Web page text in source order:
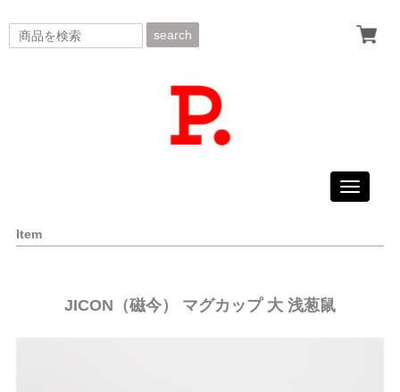
search
Toggle
Item
JICON（磁今） マグカップ 大 浅葱鼠